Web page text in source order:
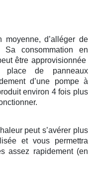
d’alléger de
Sa consommation en
être approvisionnée
de panneaux
d’une pompe à
environ 4 fois plus
peut s’avérer plus
et vous permettra
assez rapidement (en